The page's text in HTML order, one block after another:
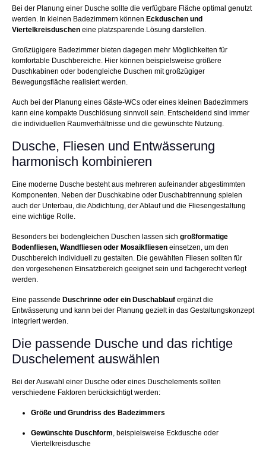
Bei der Planung einer Dusche sollte die verfügbare Fläche optimal genutzt
werden. In kleinen Badezimmern können Eckduschen und
Viertelkreisduschen eine platzsparende Lösung darstellen.
Großzügigere Badezimmer bieten dagegen mehr Möglichkeiten für
komfortable Duschbereiche. Hier können beispielsweise größere
Duschkabinen oder bodengleiche Duschen mit großzügiger
Bewegungsfläche realisiert werden.
Auch bei der Planung eines Gäste-WCs oder eines kleinen Badezimmers
kann eine kompakte Duschlösung sinnvoll sein. Entscheidend sind immer
die individuellen Raumverhältnisse und die gewünschte Nutzung.
Dusche, Fliesen und Entwässerung
harmonisch kombinieren
Eine moderne Dusche besteht aus mehreren aufeinander abgestimmten
Komponenten. Neben der Duschkabine oder Duschabtrennung spielen
auch der Unterbau, die Abdichtung, der Ablauf und die Fliesengestaltung
eine wichtige Rolle.
Besonders bei bodengleichen Duschen lassen sich großformatige
Bodenfliesen, Wandfliesen oder Mosaikfliesen einsetzen, um den
Duschbereich individuell zu gestalten. Die gewählten Fliesen sollten für
den vorgesehenen Einsatzbereich geeignet sein und fachgerecht verlegt
werden.
Eine passende Duschrinne oder ein Duschablauf ergänzt die
Entwässerung und kann bei der Planung gezielt in das Gestaltungskonzept
integriert werden.
Die passende Dusche und das richtige
Duschelement auswählen
Bei der Auswahl einer Dusche oder eines Duschelements sollten
verschiedene Faktoren berücksichtigt werden:
Größe und Grundriss des Badezimmers
Gewünschte Duschform, beispielsweise Eckdusche oder
Viertelkreisdusche